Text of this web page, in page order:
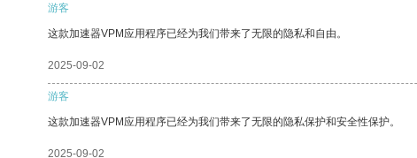
游客
这款加速器VPM应用程序已经为我们带来了无限的隐私和自由。
2025-09-02
游客
这款加速器VPM应用程序已经为我们带来了无限的隐私保护和安全性保护。
2025-09-02